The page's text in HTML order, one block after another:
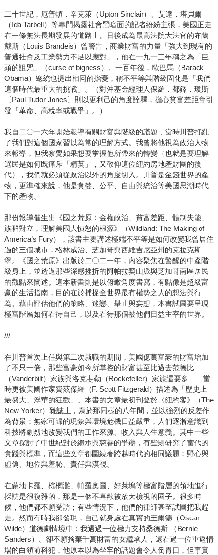
二十世紀，厄普頓．辛克萊（Upton Sinclair）、艾達．塔貝爾
（Ida Tarbell）等專門揭露社會黑暗面的記者紛紛主張，美國正走
在一條無法長期發展的道路上。日後成為最高法院大法官的布蘭
戴斯（Louis Brandeis）曾警告，商業財富的力量「強大到現有的
普通社會及工業勢力不足以應對」，他在一九一三年稱之為「巨
頭的詛咒」（curse of bigness）。一百年後，歐巴馬（Barack
Obama）總統也提出相同的擔憂，稱不平等與階級固化是「我們
這個時代最重大的挑戰」。（對沖基金經理人保羅．都鐸．瓊斯
〔Paul Tudor Jones〕則以更利己的角度詮釋，擔心貧富差距會引
發「革命、高稅率或戰爭」。）
我自二〇一六年開始報導有關財富與階級的議題，當時川普打亂
了我們對這個國家習以為常的理解方式。我曾將他視為政治人物
來報導，但我察覺如果想要掌握他所帶來的轉變（也就是要理解
選民是如何既痛斥「精英」，又敬仰這位紐約房地產財團的後
代），我們就必須從政治以外的角度切入。川普是金錢世界的產
物，更準確來說，他是貪婪、公平、自由與統治等美國思潮時代
下的產物。
那份報導催生出《國之荒原：金權政治、貧富差距、體制失能、
族群對立，理解美國人憤怒的根源》（Wildland: The Making of
America’s Fury），該書主要講述極端不平等是如何改變我曾居住
過的三個城市：格林威治、芝加哥與西維吉尼亞州的克拉克斯
堡。《國之荒原》出版於二〇二一年，內容聚焦在警醒的中產階
級身上，並透過那些深感挫折的阿帕拉契山脈與芝加哥南區居民
的觀點來闡述。這本新書則是以俯瞰角度書寫，有點像是超級富
豪的生活指南，目的在於捕捉全世界最有權勢之人的想法與行
為。藉由評估他們的策略、迷戀、舉止與妄想，本書試圖要呈現
極富階層如何看待自己，以及看待那個被他們日益主宰的世界。
///
在川普首次上任與第二次就職的期間，美國億萬富豪的財富增加
了不只一倍，那些富豪如今所掌控的財富甚至比過去范德比
（Vanderbilt）家族與洛克斐勒（Rockefeller）家族還要多——當
時更被美國作家費茲傑羅（F. Scott Fitzgerald）描述為「歷史上
最盛大、浮華的狂歡」。本書的文章最初刊登於《紐約客》（The
New Yorker）雜誌上，寫於那同樣的八年間，並以強烈的反差作
為背景：無家可歸的現象與環境危機日益嚴重，人們逐漸意識到
科技將劇烈地改變我們的工作來源、收入與人生意義。其中一些
文章探討了中世紀對於繼承與慈善的爭辯，有些則研究了當代的
實踐與標準，而這些文章都圍繞著跨越時代的相同議題：野心與
虛偽、地位與羞恥、責任與漠視。
在蒙地卡羅、棕櫚灘、帕羅奧圖、好萊塢等極富階層的領地進行
採訪是很複雜的，那是一個不喜歡被放大檢視的圈子。很多時
候，他們都不願受訪；有些情況下，他們的律師甚至試圖把我趕
走。然而有時我卻發現，自己就身處在真實的王爾德（Oscar
Wilde）道德劇情境中：我遇過一位極力支持桑德斯 （Bernie
Sanders）、卻不願捨棄千萬財富的女繼承人，還看過一位重返情
場的白領前科犯，他原本以為坐牢的話題會令人倒胃口，但事實